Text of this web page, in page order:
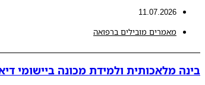
11.07.2026
מאמרים מובילים ברפואה
בינה מלאכותית ולמידת מכונה ביישומי